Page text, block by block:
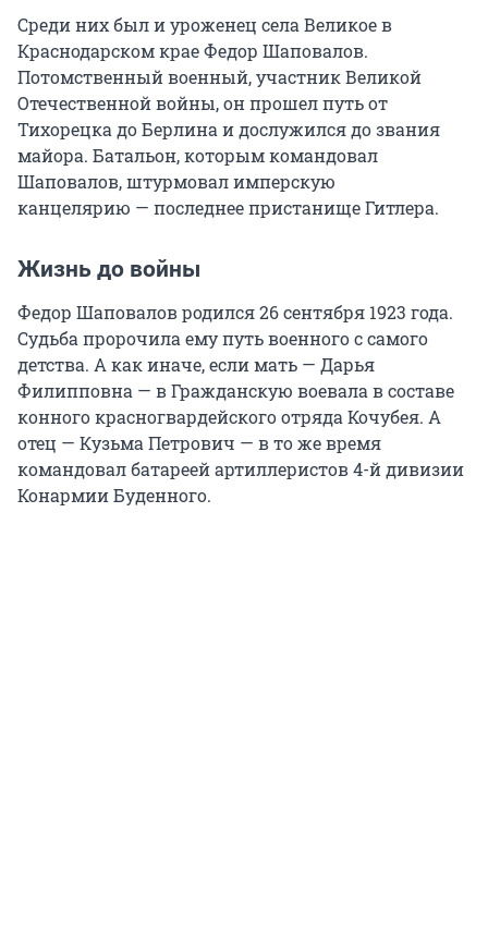
Среди них был и уроженец села Великое в
Краснодарском крае Федор Шаповалов.
Потомственный военный, участник Великой
Отечественной войны, он прошел путь от
Тихорецка до Берлина и дослужился до звания
майора. Батальон, которым командовал
Шаповалов, штурмовал имперскую
канцелярию — последнее пристанище Гитлера.
Жизнь до войны
Федор Шаповалов родился 26 сентября 1923 года.
Судьба пророчила ему путь военного с самого
детства. А как иначе, если мать — Дарья
Филипповна — в Гражданскую воевала в составе
конного красногвардейского отряда Кочубея. А
отец — Кузьма Петрович — в то же время
командовал батареей артиллеристов 4-й дивизии
Конармии Буденного.